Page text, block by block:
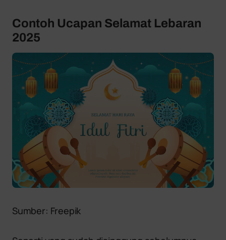
Contoh Ucapan Selamat Lebaran
2025
Sumber: Freepik